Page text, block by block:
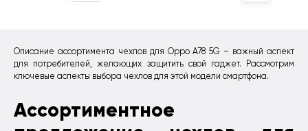
Описание ассортимента чехлов для Oppo A78 5G – важный аспект
для потребителей, желающих защитить свой гаджет. Рассмотрим
ключевые аспекты выбора чехлов для этой модели смартфона.
Ассортиментное